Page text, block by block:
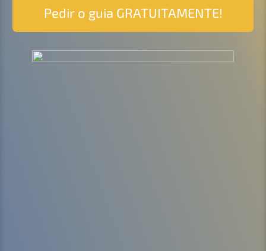
Pedir o guia GRATUITAMENTE!